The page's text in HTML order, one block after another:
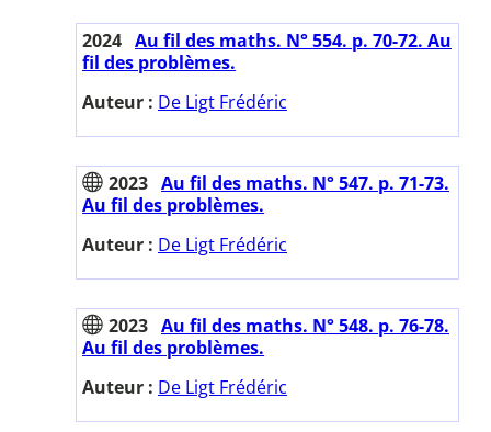
2024 Au fil des maths. N° 554. p. 70-72. Au
fil des problèmes.
Auteur : De Ligt Frédéric
2023 Au fil des maths. N° 547. p. 71-73.
Au fil des problèmes.
Auteur : De Ligt Frédéric
2023 Au fil des maths. N° 548. p. 76-78.
Au fil des problèmes.
Auteur : De Ligt Frédéric